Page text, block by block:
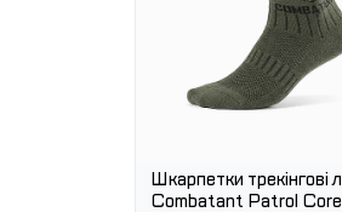
Відмінна
Довговічність
відпочинку.
Шкарпетки трекінгові
Combatant Patrol